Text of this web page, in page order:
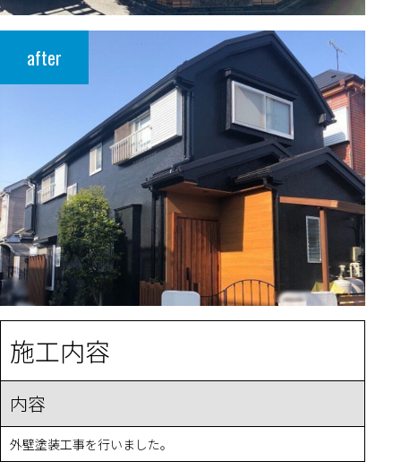
after
施工内容
内容
外壁塗装工事を行いました。